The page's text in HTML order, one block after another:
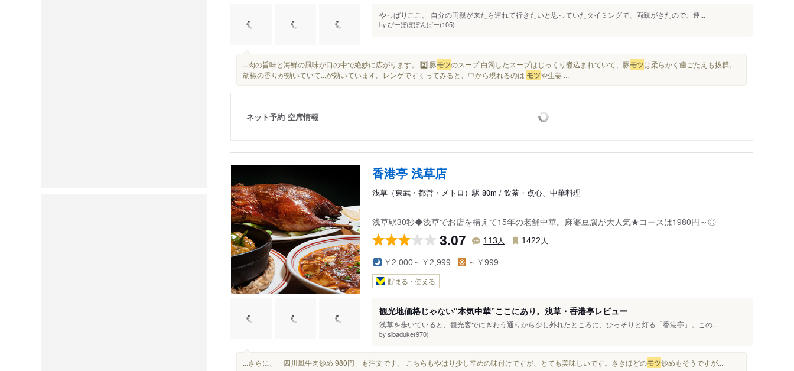
やっぱりここ。 自分の両親が来たら連れて行きたいと思っていたタイミングで、両親がきたので、連...
by ぴーぽぽぼんばー(105)
...肉の旨味と海鮮の風味が口の中で絶妙に広がります。 2️⃣ 豚モツのスープ 白濁したスープはじっくり煮込まれていて、豚モツは柔らかく歯ごたえも抜群。
胡椒の香りが効いていて...が効いています。レンゲですくってみると、中から現れるのは モツや生姜 ...
ネット予約 空席情報
香港亭 浅草店
浅草（東武・都営・メトロ）駅 80m / 飲茶・点心、中華料理
浅草駅30秒◆浅草でお店を構えて15年の老舗中華。麻婆豆腐が大人気★コースは1980円～◎
3.07 113 人 1422 人
￥2,000～￥2,999 ～￥999
貯まる・使える
観光地価格じゃない“本気中華”ここにあり。浅草・香港亭レビュー
浅草を歩いていると、観光客でにぎわう通りから少し外れたところに、ひっそりと灯る「香港亭」。この...
by sibaduke(970)
...さらに、「四川風牛肉炒め 980円」も注文です。 こちらもやはり少し辛めの味付けですが、とても美味しいです。さきほどのモツ炒めもそうですが...